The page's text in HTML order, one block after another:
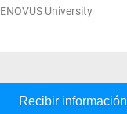
ENOVUS University
Recibir información